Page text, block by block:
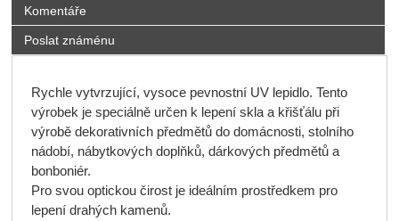
Komentáře
Poslat známénu
Rychle vytvrzující, vysoce pevnostní UV lepidlo. Tento
výrobek je speciálně určen k lepení skla a křišťálu při
výrobě dekorativních předmětů do domácnosti, stolního
nádobí, nábytkových doplňků, dárkových předmětů a
bonboniér.
Pro svou optickou čirost je ideálním prostředkem pro
lepení drahých kamenů.